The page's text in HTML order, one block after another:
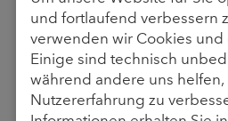
Der Begriff Tracking und
auch im deutschen
nicht nur auf
sondern auch den Weg
und fortlaufend verbessern
verwenden wir Cookies und
Einige sind technisch
während andere uns helfen,
Nutzererfahrung zu